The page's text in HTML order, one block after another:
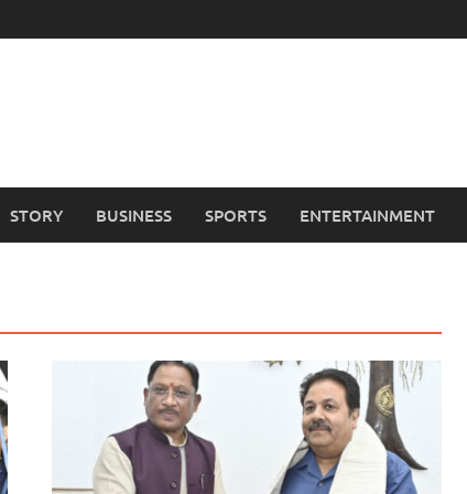
STORY BUSINESS SPORTS ENTERTAINMENT